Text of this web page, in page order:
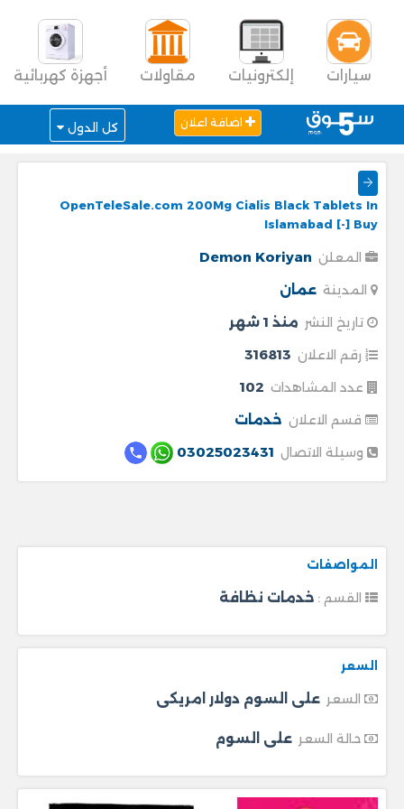
سيارات إلكترونيات مقاولات أجهزة كهربائية
اضافة اعلان كل الدول
OpenTeleSale.com 200Mg Cialis Black Tablets In
Islamabad [-] Buy
المعلن Demon Koriyan
المدينة عمان
تاريخ النشر منذ 1 شهر
رقم الاعلان 316813
عدد المشاهدات 102
قسم الاعلان خدمات
وسيلة الاتصال 03025023431
المواصفات
خدمات نظافة
السعر
السعر على السوم دولار امريكى
حالة السعر على السوم